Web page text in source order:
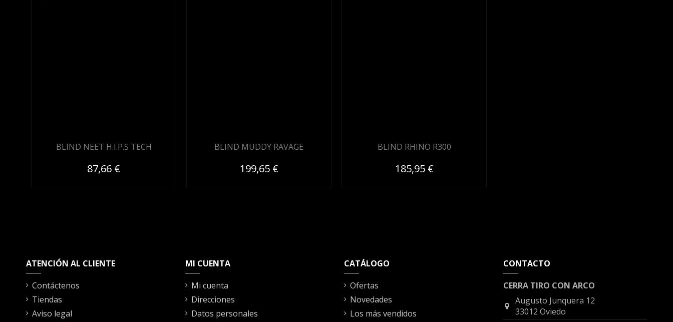
BLIND NEET H.I.P.S TECH
87,66 €
BLIND MUDDY RAVAGE
199,65 €
BLIND RHINO R300
185,95 €
ATENCIÓN AL CLIENTE
Contáctenos
Tiendas
Aviso legal
MI CUENTA
Mi cuenta
Direcciones
Datos personales
CATÁLOGO
Ofertas
Novedades
Los más vendidos
CONTACTO
CERRA TIRO CON ARCO
Augusto Junquera 12
33012 Oviedo